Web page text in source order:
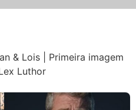
& Lois | Primeira imagem
Luthor